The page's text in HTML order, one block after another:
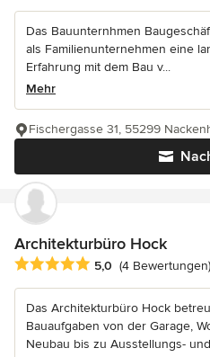
Das Bauunternhmen
als Familienunternehmen eine
Erfahrung mit dem Bau v...
Mehr
Fischergasse 31, 55299
Architekturbüro Hock
Durchschnittliche Bewertung: 5
5,0 (4 Bewertungen)
Das Architekturbüro Hock
Bauaufgaben von der Garage,
Neubau bis zu Ausstellungs-